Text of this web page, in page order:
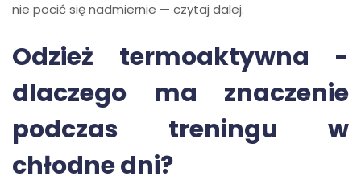
nie pocić się nadmiernie — czytaj dalej.
Odzież termoaktywna -
dlaczego ma znaczenie
podczas treningu w
chłodne dni?